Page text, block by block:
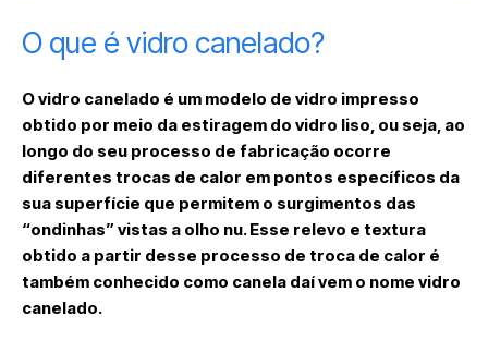
O que é vidro canelado?
O vidro canelado é um modelo de vidro impresso
obtido por meio da estiragem do vidro liso, ou seja, ao
longo do seu processo de fabricação ocorre
diferentes trocas de calor em pontos específicos da
sua superfície que permitem o surgimentos das
“ondinhas” vistas a olho nu. Esse relevo e textura
obtido a partir desse processo de troca de calor é
também conhecido como canela daí vem o nome vidro
canelado.